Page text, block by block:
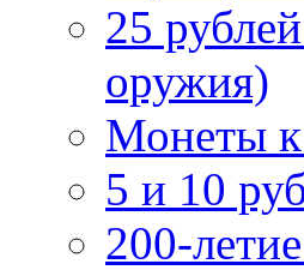
25
оружия)
Монеты к
5 и 10
200-